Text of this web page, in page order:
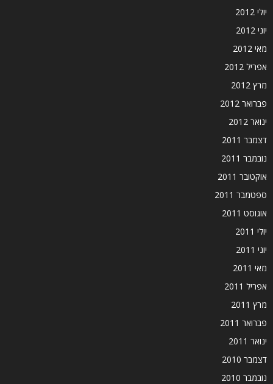
יולי 2012
יוני 2012
מאי 2012
אפריל 2012
מרץ 2012
פברואר 2012
ינואר 2012
דצמבר 2011
נובמבר 2011
אוקטובר 2011
ספטמבר 2011
אוגוסט 2011
יולי 2011
יוני 2011
מאי 2011
אפריל 2011
מרץ 2011
פברואר 2011
ינואר 2011
דצמבר 2010
נובמבר 2010